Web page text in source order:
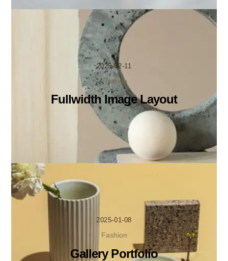
2025-02-11
Fashion
Fullwidth Image Layout
2025-01-08
Fashion
Gallery Portfolio